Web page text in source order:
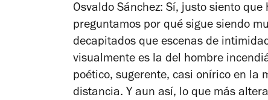
Osvaldo Sánchez: Sí, justo siento
preguntamos por qué sigue siendo
decapitados que escenas de
visualmente es la del hombre
poético, sugerente, casi onírico en la
distancia. Y aun así, lo que más